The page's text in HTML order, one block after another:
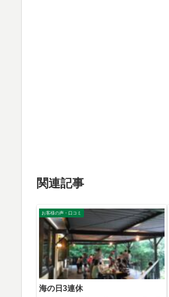
関連記事
お客様の声・口コミ
海の日3連休